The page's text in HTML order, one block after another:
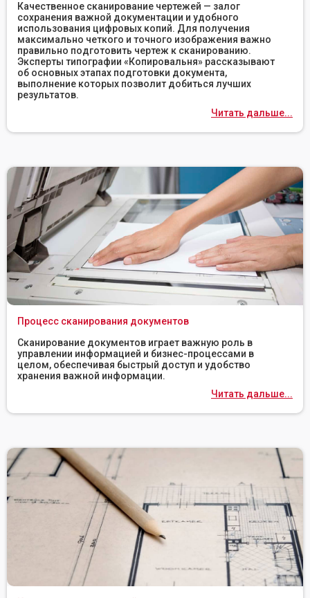
Качественное сканирование чертежей — залог
сохранения важной документации и удобного
использования цифровых копий. Для получения
максимально четкого и точного изображения важно
правильно подготовить чертеж к сканированию.
Эксперты типографии «Копировальня» рассказывают
об основных этапах подготовки документа,
выполнение которых позволит добиться лучших
результатов.
Читать дальше...
Процесс сканирования документов
Сканирование документов играет важную роль в
управлении информацией и бизнес-процессами в
целом, обеспечивая быстрый доступ и удобство
хранения важной информации.
Читать дальше...